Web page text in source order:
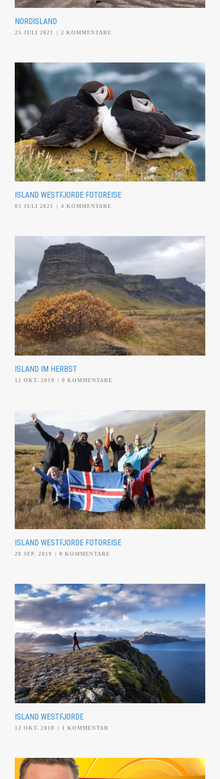
NORDISLAND
25 JULI 2021 | 2 KOMMENTARE
ISLAND WESTFJORDE FOTOREISE
05 JULI 2021 4 KOMMENTARE
ISLAND IM HERBST
12 OKT. 2019 | 0 KOMMENTARE
ISLAND WESTFJORDE FOTOREISE
20 SEP. 2019 0 KOMMENTARE
ISLAND WESTFJORDE
12 OKT. 2018 | 1 KOMMENTAR